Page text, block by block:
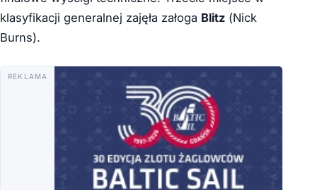
klasyfikacji generalnej zajęła załoga Blitz (Nick
Burns).
REKLAMA